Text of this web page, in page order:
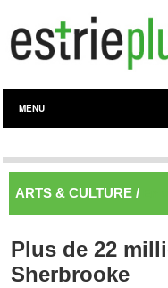
MENU
ARTS & CULTURE /
Plus de 22
Sherbrooke